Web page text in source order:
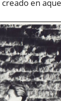
creado en